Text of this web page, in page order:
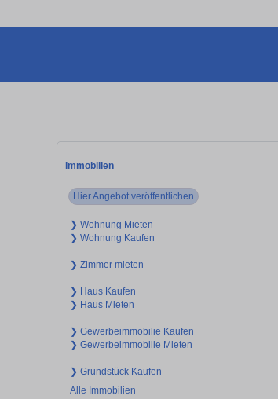
Immobilien
Hier Angebot veröffentlichen
❯ Wohnung Mieten
❯ Wohnung Kaufen
❯ Zimmer mieten
❯ Haus Kaufen
❯ Haus Mieten
❯ Gewerbeimmobilie Kaufen
❯ Gewerbeimmobilie Mieten
❯ Grundstück Kaufen
Alle Immobilien